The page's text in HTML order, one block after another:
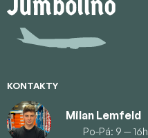
p
KONTAKTY
Milan Lemfeld
Po-Pá: 9 — 16h